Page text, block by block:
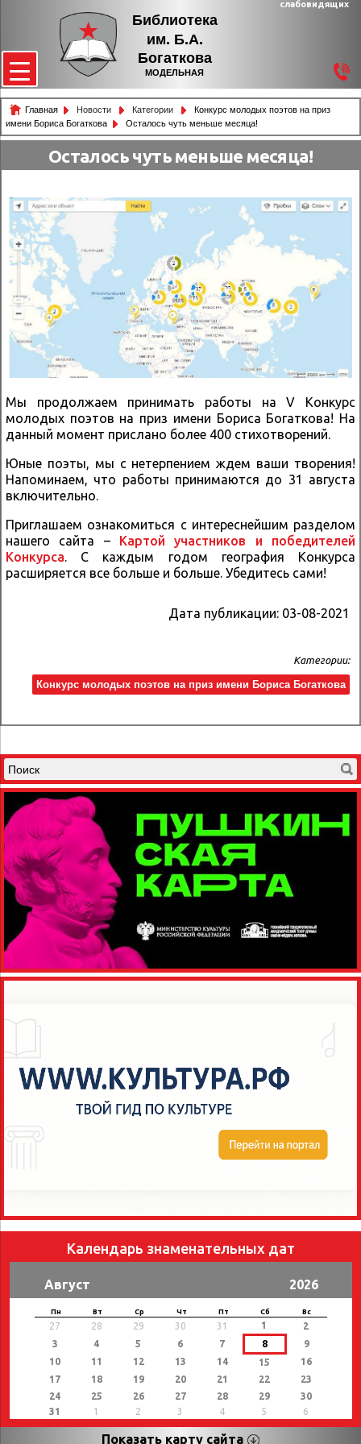
Библиотека
им. Б.А.
Богаткова
МОДЕЛЬНАЯ
слабовидящих
Главная Новости Категории
Конкурс молодых поэтов на приз
имени Бориса Богаткова
Осталось чуть меньше месяца!
Осталось чуть меньше месяца!
Мы продолжаем принимать работы на V Конкурс
молодых поэтов на приз имени Бориса Богаткова! На
данный момент прислано более 400 стихотворений.
Юные поэты, мы с нетерпением ждем ваши творения!
Напоминаем, что работы принимаются до 31 августа
включительно.
Приглашаем ознакомиться с интереснейшим разделом
нашего сайта – Картой участников и победителей
Конкурса. С каждым годом география Конкурса
расширяется все больше и больше. Убедитесь сами!
Дата публикации: 03-08-2021
Категории:
Конкурс молодых поэтов на приз имени Бориса Богаткова
Календарь знаменательных дат
Август 2026
Пн Вт Ср Чт Пт Сб Вс
27 28 29 30 31 1
2
3
4 5 6 7 8
9
10
11 12 13 14 15
16
17
18 19 20 21 22
23
24
25 26 27 28 29
30
31
1 2 3 4 5 6
Показать карту сайта